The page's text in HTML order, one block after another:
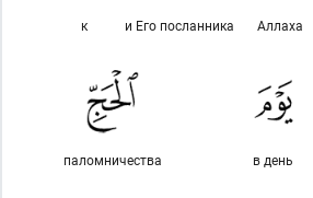
Аллаха
и Его посланника
к
в день
паломничества